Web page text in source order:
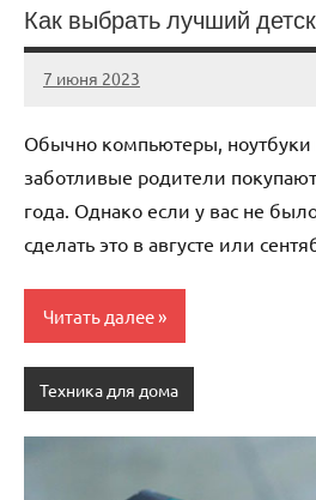
Как выбрать лучший
7 июня 2023
legostart_ru
Нет
Обычно компьютеры,
заботливые родители
года. Однако если у вас не
сделать это в августе или
Читать далее
Техника для дома